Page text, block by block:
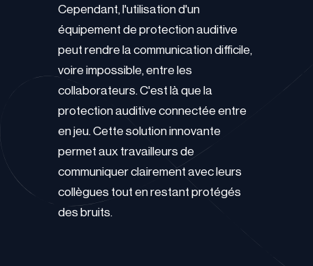
Cependant, l'utilisation d'un
équipement de protection auditive
peut rendre la communication difficile,
voire impossible, entre les
collaborateurs. C'est là que la
protection auditive connectée entre
en jeu. Cette solution innovante
permet aux travailleurs de
communiquer clairement avec leurs
collègues tout en restant protégés
des bruits.